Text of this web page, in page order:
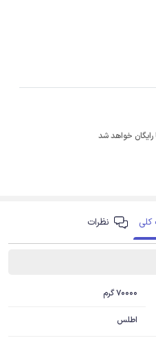
خواهد شد
نظرات
70000 گرم
اطلس